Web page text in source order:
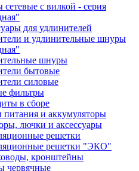
с вилкой - серия
для удлинителей
и удлинительные шнуры
шнуры
бытовые
силовые
фильтры
в сборе
питания и аккумуляторы
лючки и аксессуары
решетки
решетки "ЭКО"
кронштейны
червячные